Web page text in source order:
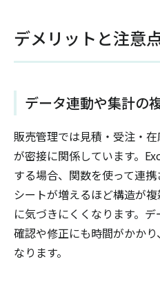
デメリットと注意
データ連動や集計の
販売管理では見積・受注・
が密接に関係しています。
する場合、関数を使って連携
シートが増えるほど構造が
に気づきにくくなります。
確認や修正にも時間がかか
なります。